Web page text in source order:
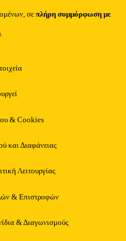
σεπλήρη συμμόρφωση με
.
& Cookies
και Διαφάνειας
Λειτουργίας
& Επιστροφών
& Διαγωνισμούς